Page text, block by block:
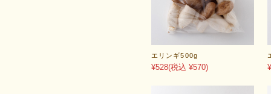
エリンギ500g
¥528(税込 ¥570)